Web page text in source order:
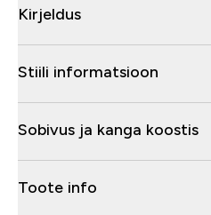
Kirjeldus
Stiili informatsioon
Sobivus ja kanga koostis
Toote info